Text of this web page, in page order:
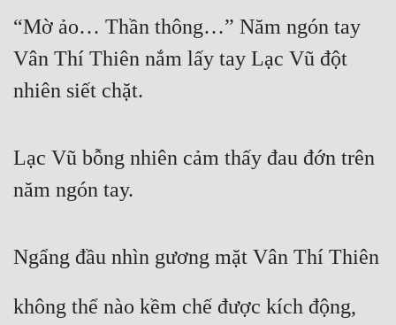
“Mờ ảo… Thần thông…” Năm ngón tay
Vân Thí Thiên nắm lấy tay Lạc Vũ đột
nhiên siết chặt.
Lạc Vũ bỗng nhiên cảm thấy đau đớn trên
năm ngón tay.
Ngẩng đầu nhìn gương mặt Vân Thí Thiên
không thể nào kềm chế được kích động,